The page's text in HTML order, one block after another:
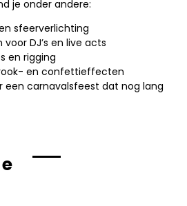
je onder andere:
sfeerverlichting
DJ’s en live acts
en rigging
rook- en confettieffecten
een carnavalsfeest dat nog lang